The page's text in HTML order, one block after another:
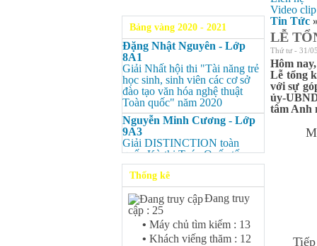
Video clip
Bảng vàng 2020 - 2021
Đặng Nhật Nguyên - Lớp
8A1
Giải Nhất hội thi "Tài năng trẻ
học sinh, sinh viên các cơ sở
đào tạo văn hóa nghệ thuật
Toàn quốc" năm 2020
Nguyễn Minh Cương - Lớp
9A3
Giải DISTINCTION toàn
quốc Kỳ thi Toán Quốc tế
Kangaroo – IKMC 2020
Nguyễn Minh Cương - Lớp
9A3
Giải Ba kỳ thi chọn HSG cấp
tỉnh môn Toán.
Bùi Quang Minh - Lớp 9A3
Thống kê
Đang truy
cập : 25
• Máy chủ tìm kiếm : 13
• Khách viếng thăm : 12
Tin Tức »
LỄ
Thứ tư - 31/
Hôm
Lễ tổng
với sự
ủy-
tâm Anh
Mở
Tiếp